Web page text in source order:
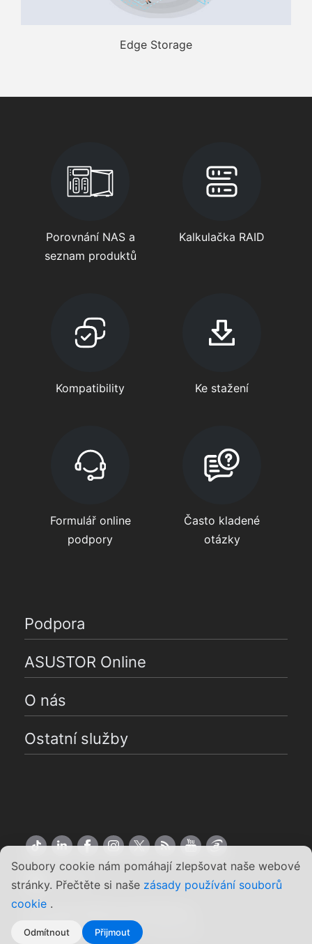
Soubory cookie nám pomáhají zlepšovat naše webové
stránky. Přečtěte si naše zásady používání souborů
cookie .
Odmítnout Přijmout
Edge Storage
Porovnání NAS a
seznam produktů
Kalkulačka RAID
Kompatibility Ke stažení
Formulář online
podpory
Často kladené
otázky
Podpora
ASUSTOR Online
O nás
Ostatní služby
Čeština
Copyright ©2026 ASUSTOR Inc.
Podmínky používání
|